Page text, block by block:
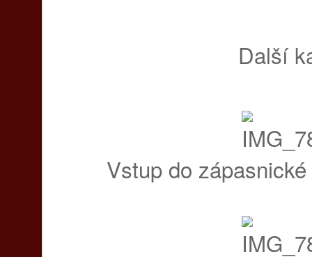
Další
Vstup do